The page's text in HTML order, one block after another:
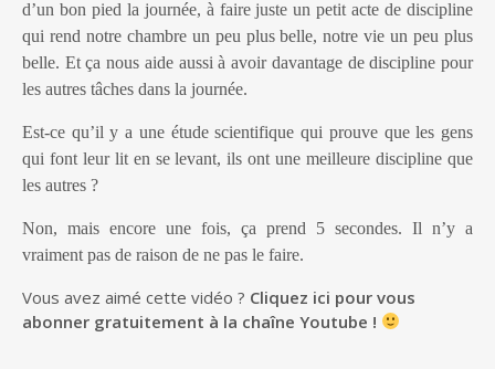
d’un bon pied la journée, à faire juste un petit acte de discipline
qui rend notre chambre un peu plus belle, notre vie un peu plus
belle. Et ça nous aide aussi à avoir davantage de discipline pour
les autres tâches dans la journée.
Est-ce qu’il y a une étude scientifique qui prouve que les gens
qui font leur lit en se levant, ils ont une meilleure discipline que
les autres ?
Non, mais encore une fois, ça prend 5 secondes. Il n’y a
vraiment pas de raison de ne pas le faire.
Vous avez aimé cette vidéo ? Cliquez ici pour vous
abonner gratuitement à la chaîne Youtube !